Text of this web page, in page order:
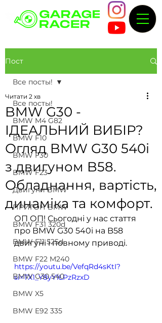
Пост
Все посты!
BMW M4 G82
BMW F10
BMW F30
BMW F23
Двигуни BMW
ПРИГОН BMW
BMW F31 320d
BMW F11 525d
BMW F22 M240
BMW G30 540
BMW X5
BMW E92 335
Все посты!
BMW G30 -
ІДЕАЛЬНИЙ ВИБІР?
Огляд BMW G30 540i
з двигуном B58.
Обладнання, вартість,
динаміка та комфорт.
Читати 2 хв
ОП ОП! Сьогодні у нас стаття
про BMW G30 540i на B58
двигуні і повному приводі.
https://youtu.be/VefqRd4sKtI?
si=TX1_Y8yY1LPzRzxD